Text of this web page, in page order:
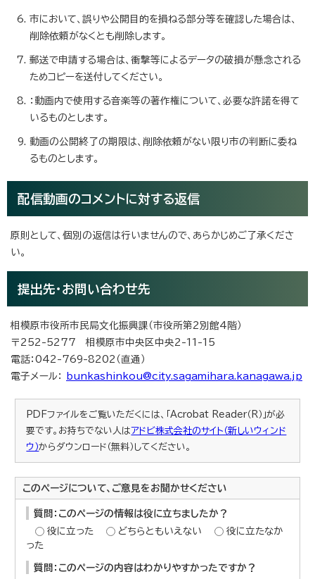
市において、誤りや公開目的を損ねる部分等を確認した場合は、
削除依頼がなくとも削除します。
郵送で申請する場合は、衝撃等によるデータの破損が懸念される
ためコピーを送付してください。
：動画内で使用する音楽等の著作権について、必要な許諾を得て
いるものとします。
動画の公開終了の期限は、削除依頼がない限り市の判断に委ね
るものとします。
配信動画のコメントに対する返信
原則として、個別の返信は行いませんので、あらかじめご了承くださ
い。
提出先・お問い合わせ先
相模原市役所市民局文化振興課（市役所第2別館4階）
〒252-5277 相模原市中央区中央2-11-15
電話：042-769-8202（直通）
電子メール：
bunkashinkou@city.sagamihara.kanagawa.jp
PDFファイルをご覧いただくには、「Acrobat Reader（R）」が必
要です。お持ちでない人はアドビ株式会社のサイト（新しいウィンド
ウ）からダウンロード（無料）してください。
このページについて、ご意見をお聞かせください
質問：このページの情報は役に立ちましたか？
役に立った
どちらともいえない
役に立たなか
った
質問：このページの内容はわかりやすかったですか？